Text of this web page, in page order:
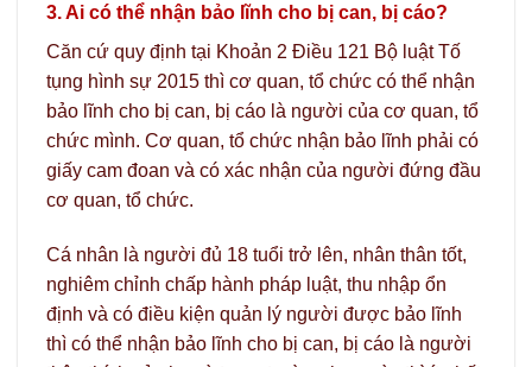
3. Ai có thể nhận bảo lĩnh cho bị can, bị cáo?
Căn cứ quy định tại Khoản 2 Điều 121 Bộ luật Tố
tụng hình sự 2015 thì cơ quan, tổ chức có thể nhận
bảo lĩnh cho bị can, bị cáo là người của cơ quan, tổ
chức mình. Cơ quan, tổ chức nhận bảo lĩnh phải có
giấy cam đoan và có xác nhận của người đứng đầu
cơ quan, tổ chức.
Cá nhân là người đủ 18 tuổi trở lên, nhân thân tốt,
nghiêm chỉnh chấp hành pháp luật, thu nhập ổn
định và có điều kiện quản lý người được bảo lĩnh
thì có thể nhận bảo lĩnh cho bị can, bị cáo là người